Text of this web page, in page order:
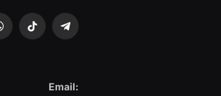
TikTok Telegram
Email: